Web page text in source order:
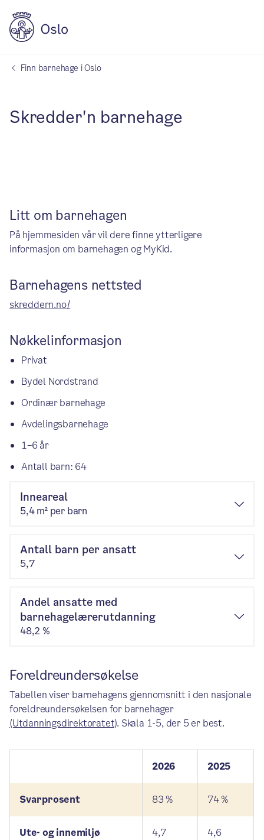
Finn barnehage i Oslo
Skredder'n barnehage
Litt om barnehagen
På hjemmesiden vår vil dere finne ytterligere
informasjon om barnehagen og MyKid.
Barnehagens nettsted
skreddern.no/
Nøkkelinformasjon
Privat
Bydel Nordstrand
Ordinær barnehage
Avdelingsbarnehage
1–6 år
Antall barn: 64
Inneareal
5,4 m² per barn
Antall barn per ansatt
5,7
Andel ansatte med
barnehagelærerutdanning
48,2 %
Foreldreundersøkelse
Tabellen viser barnehagens gjennomsnitt i den nasjonale
foreldreundersøkelsen for barnehager
(Utdanningsdirektoratet). Skala 1-5, der 5 er best.
2026 2025
Svarprosent 83 % 74 %
Ute- og innemiljø 4,7 4,6